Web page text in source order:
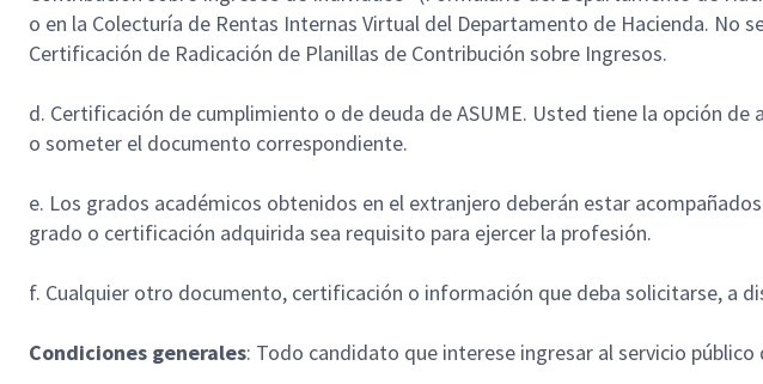
o en la Colecturía de Rentas Internas Virtual del Departamento de Hacienda. No
Certificación de Radicación de Planillas de Contribución sobre Ingresos.
d. Certificación de cumplimiento o de deuda de ASUME. Usted tiene la opción
o someter el documento correspondiente.
e. Los grados académicos obtenidos en el extranjero deberán estar
grado o certificación adquirida sea requisito para ejercer la profesión.
f. Cualquier otro documento, certificación o información que deba solicitarse, a
Condiciones generales: Todo candidato que interese ingresar al servicio